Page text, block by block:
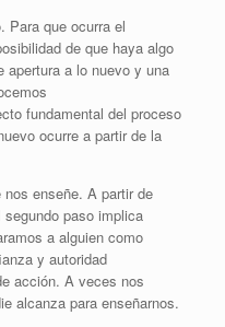
Para que ocurra el
de que haya algo
apertura a lo nuevo y una
fundamental del proceso
ocurre a partir de la
nos enseñe. A partir de
paso implica
a alguien como
y autoridad
acción. A veces nos
alcanza para enseñarnos.